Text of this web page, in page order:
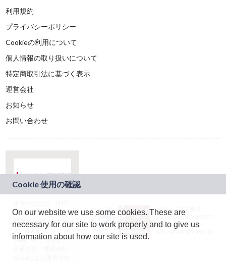
利用規約
プライバシーポリシー
Cookieの利用について
個人情報の取り扱いについて
特定商取引法に基づく表示
運営会社
お知らせ
お問い合わせ
ドコモグループの新
規事業創出プログラ
ム「docomo
STARTUP」を通じて
JASRAC許諾番号：
9024936001Y45037
JASRAC許諾番号：
On our website we use some cookies. These are
necessary for our site to work properly and to give us
information about how our site is used.